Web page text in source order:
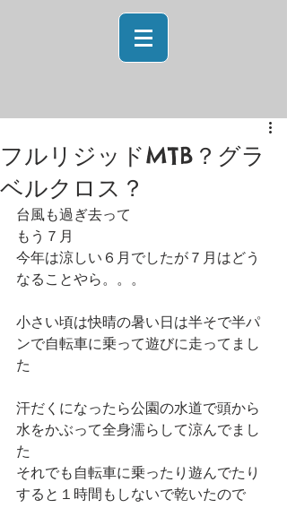
フルリジッドMTB？グラ
ベルクロス？
台風も過ぎ去って
もう７月
今年は涼しい６月でしたが７月はどう
なることやら。。。
小さい頃は快晴の暑い日は半そで半パ
ンで自転車に乗って遊びに走ってまし
た
汗だくになったら公園の水道で頭から
水をかぶって全身濡らして涼んでまし
た
それでも自転車に乗ったり遊んでたり
すると１時間もしないで乾いたので